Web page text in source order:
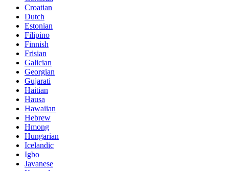
Croatian
Dutch
Estonian
Filipino
Finnish
Frisian
Galician
Georgian
Gujarati
Haitian
Hausa
Hawaiian
Hebrew
Hmong
Hungarian
Icelandic
Igbo
Javanese